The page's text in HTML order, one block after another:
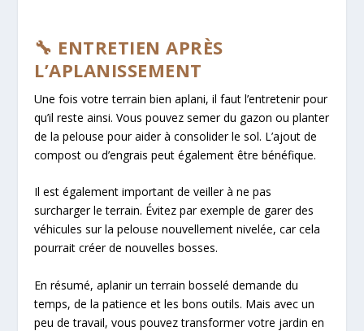
🔧 ENTRETIEN APRÈS
L’APLANISSEMENT
Une fois votre terrain bien aplani, il faut l’entretenir pour
qu’il reste ainsi. Vous pouvez semer du gazon ou planter
de la pelouse pour aider à consolider le sol. L’ajout de
compost ou d’engrais peut également être bénéfique.
Il est également important de veiller à ne pas
surcharger le terrain. Évitez par exemple de garer des
véhicules sur la pelouse nouvellement nivelée, car cela
pourrait créer de nouvelles bosses.
En résumé, aplanir un terrain bosselé demande du
temps, de la patience et les bons outils. Mais avec un
peu de travail, vous pouvez transformer votre jardin en